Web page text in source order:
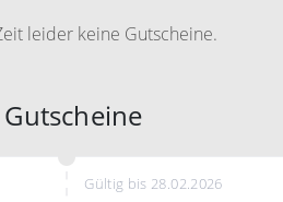
leider keine Gutscheine.
Gültig bis 28.02.2026